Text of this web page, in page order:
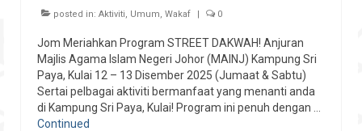
posted in: Aktiviti, Umum, Wakaf | 0
Jom Meriahkan Program STREET DAKWAH! Anjuran
Majlis Agama Islam Negeri Johor (MAINJ) Kampung Sri
Paya, Kulai 12 – 13 Disember 2025 (Jumaat & Sabtu)
Sertai pelbagai aktiviti bermanfaat yang menanti anda
di Kampung Sri Paya, Kulai! Program ini penuh dengan …
Continued